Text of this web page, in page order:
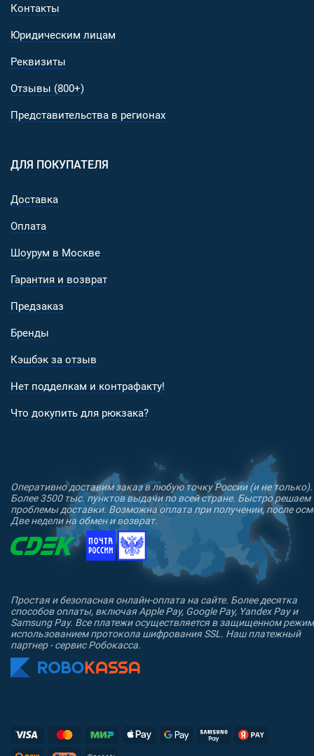
Контакты
Юридическим лицам
Реквизиты
Отзывы (800+)
Представительства в регионах
ДЛЯ ПОКУПАТЕЛЯ
Доставка
Оплата
Шоурум в Москве
Гарантия и возврат
Предзаказ
Бренды
Кэшбэк за отзыв
Нет подделкам и контрафакту!
Что докупить для рюкзака?
Оперативно доставим заказ в любую точку России (и не только).
Более 3500 тыс. пунктов выдачи по всей стране. Быстро решаем
проблемы доставки. Возможна оплата при получении, после
Две недели на обмен и возврат.
Простая и безопасная онлайн-оплата на сайте. Более десятка
способов оплаты, включая Apple Pay, Google Pay, Yandex Pay и
Samsung Pay. Все платежи осуществляется в защищенном
использованием протокола шифрования SSL. Наш платежный
партнер - сервис Робокасса.